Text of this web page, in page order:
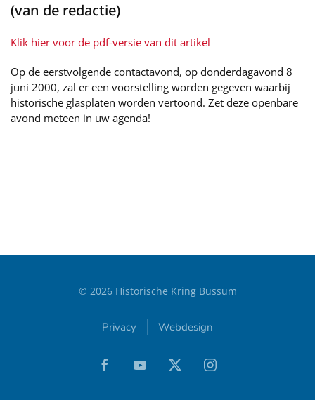
(van de redactie)
Klik hier voor de pdf-versie van dit artikel
Op de eerstvolgende contactavond, op donderdagavond 8
juni 2000, zal er een voorstelling worden gegeven waarbij
historische glasplaten worden vertoond. Zet deze openbare
avond meteen in uw agenda!
© 2026Historische Kring Bussum
Privacy Webdesign